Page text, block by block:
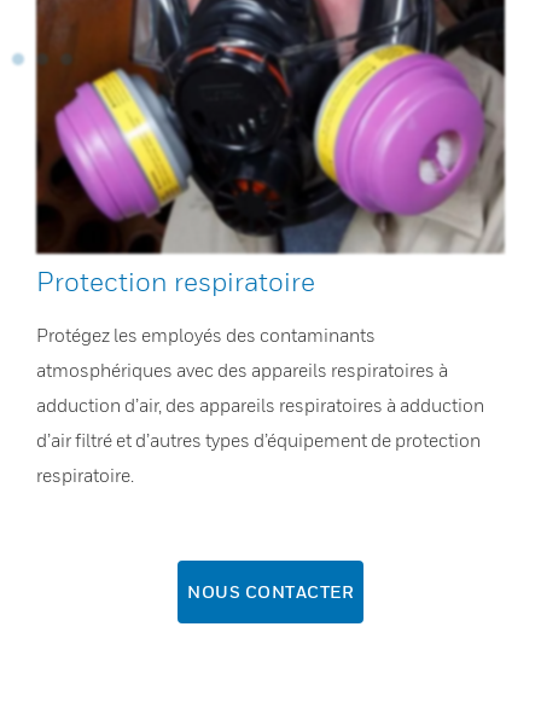
Protection respiratoire
Protégez les employés des contaminants
atmosphériques avec des appareils respiratoires à
adduction d’air, des appareils respiratoires à adduction
d’air filtré et d’autres types d’équipement de protection
respiratoire.
NOUS CONTACTER